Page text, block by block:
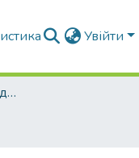
Увійти
Навчальні та наукові видання